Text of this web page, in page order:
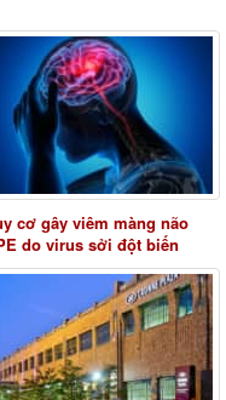
cơ gây viêm màng não
do virus sởi đột biến